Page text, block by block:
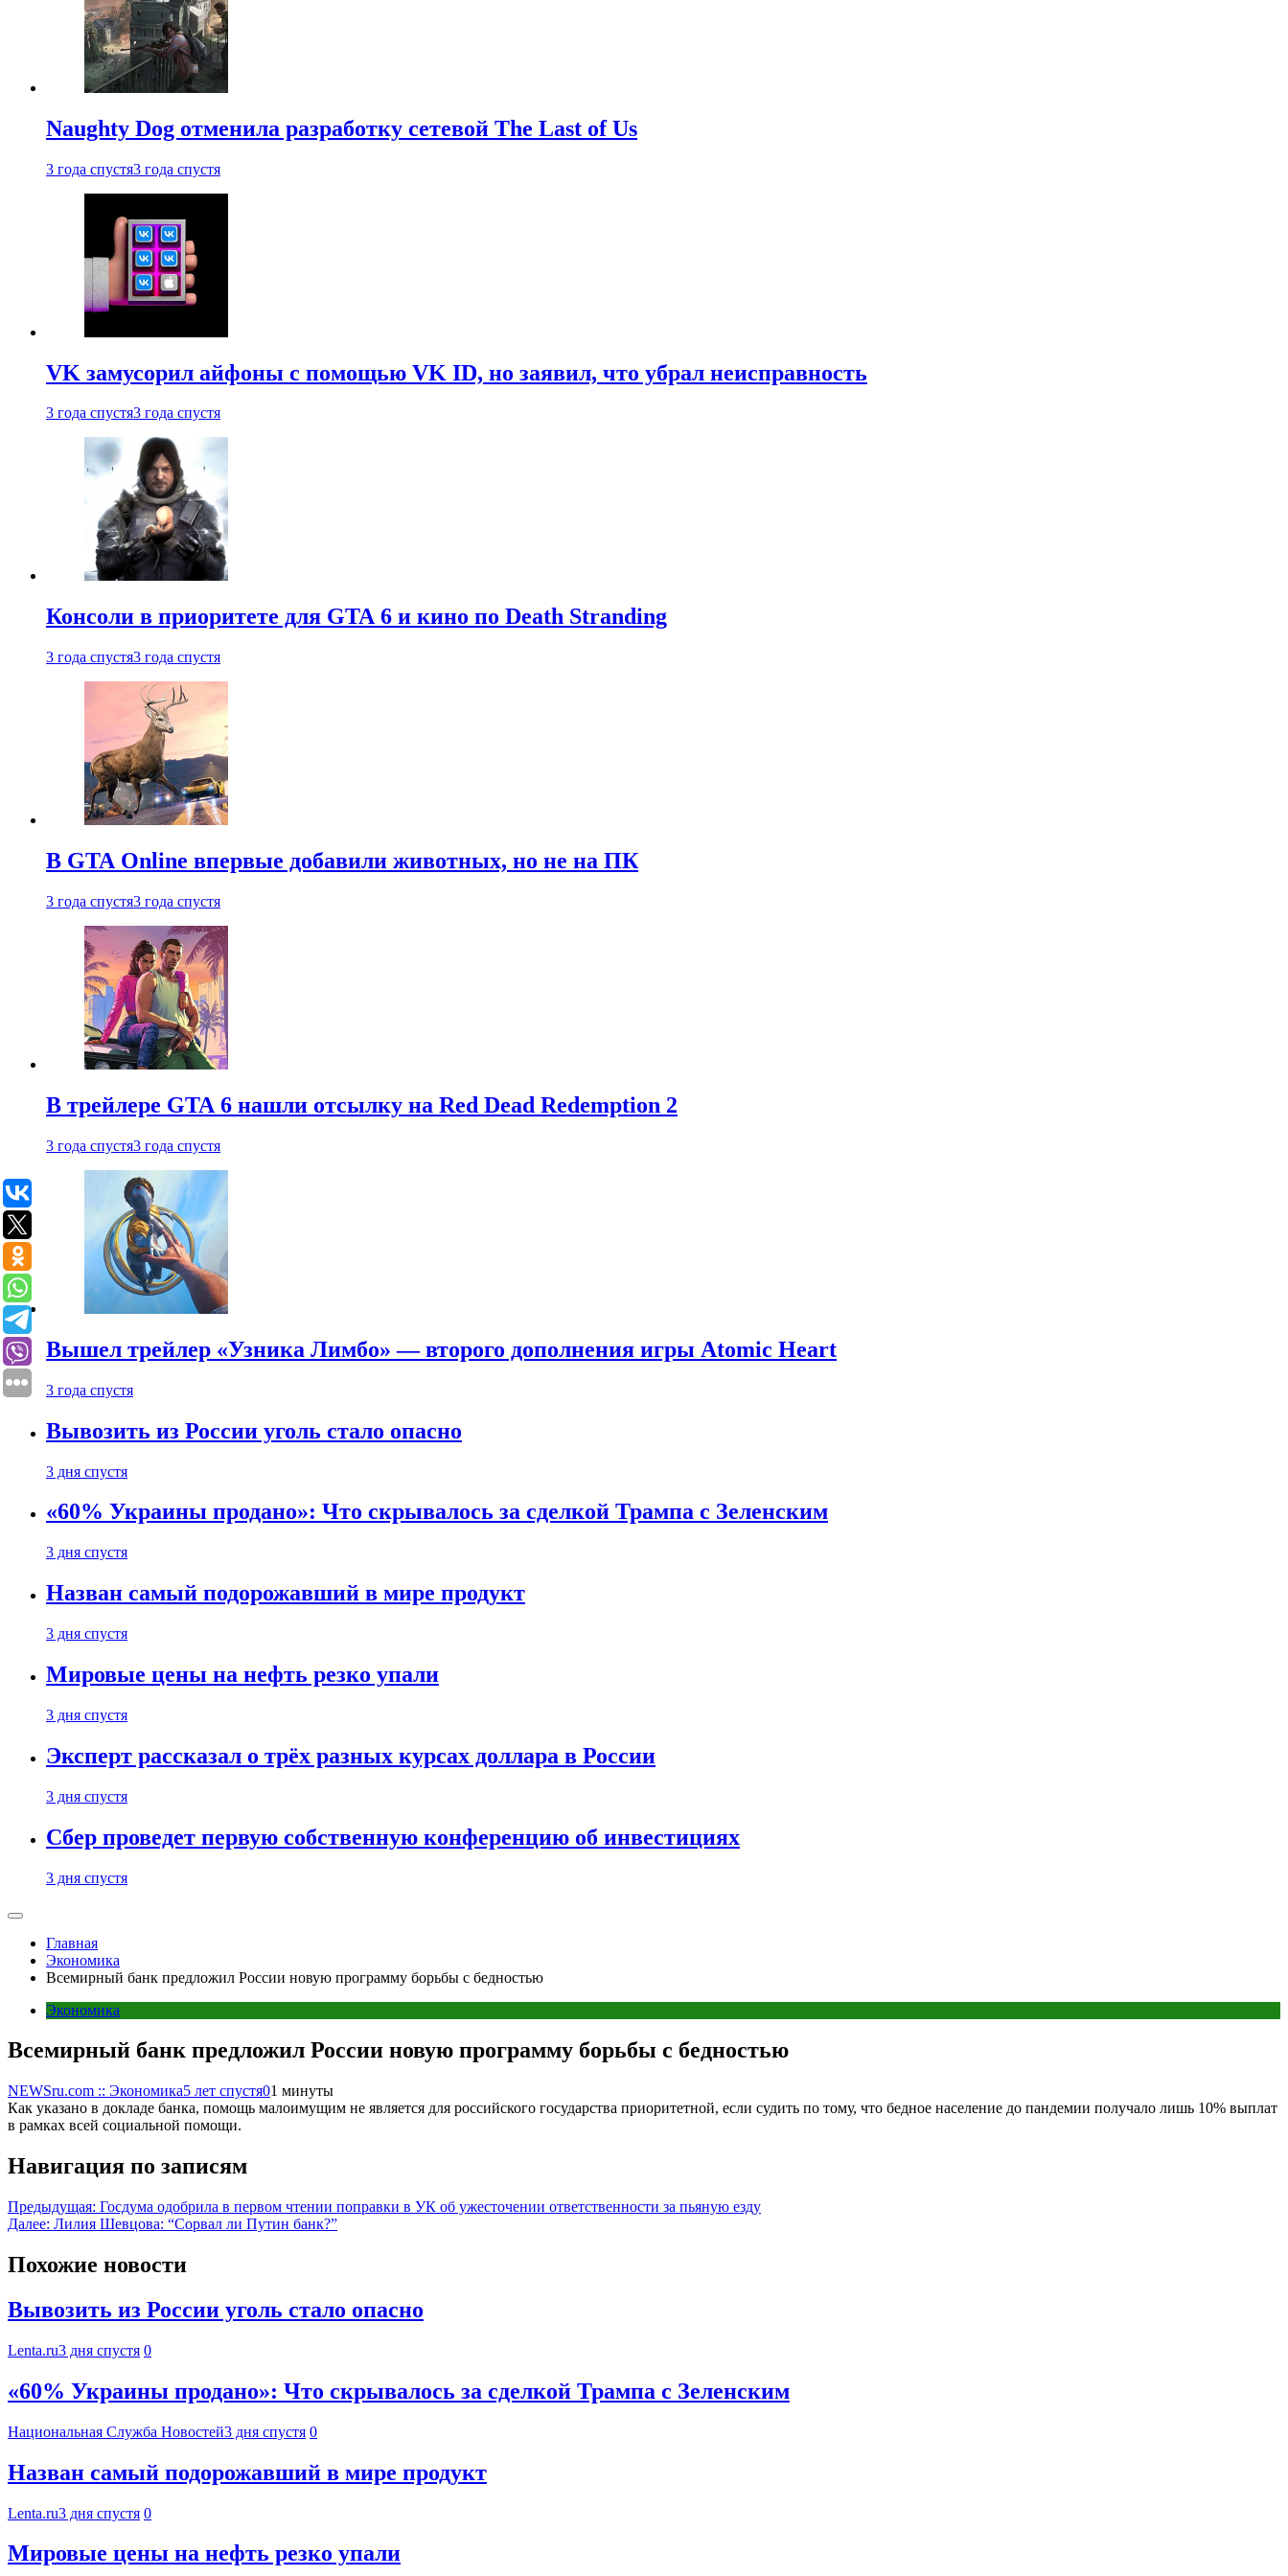
Naughty Dog отменила разработку сетевой The Last of Us
3 года спустя3 года спустя
VK замусорил айфоны с помощью VK ID, но заявил, что убрал неисправность
3 года спустя3 года спустя
Консоли в приоритете для GTA 6 и кино по Death Stranding
3 года спустя3 года спустя
В GTA Online впервые добавили животных, но не на ПК
3 года спустя3 года спустя
В трейлере GTA 6 нашли отсылку на Red Dead Redemption 2
3 года спустя3 года спустя
Вышел трейлер «Узника Лимбо» — второго дополнения игры Atomic Heart
3 года спустя
Вывозить из России уголь стало опасно
3 дня спустя
«60% Украины продано»: Что скрывалось за сделкой Трампа с Зеленским
3 дня спустя
Назван самый подорожавший в мире продукт
3 дня спустя
Мировые цены на нефть резко упали
3 дня спустя
Эксперт рассказал о трёх разных курсах доллара в России
3 дня спустя
Сбер проведет первую собственную конференцию об инвестициях
3 дня спустя
Главная
Экономика
Всемирный банк предложил России новую программу борьбы с бедностью
Экономика
Всемирный банк предложил России новую программу борьбы с бедностью
NEWSru.com :: Экономика5 лет спустя01 минуты
Как указано в докладе банка, помощь малоимущим не является для российского государства приоритетной, если судить по тому, что бедное население до пандемии получало лишь 10% выплат
в рамках всей социальной помощи.
Навигация по записям
Предыдущая: Госдума одобрила в первом чтении поправки в УК об ужесточении ответственности за пьяную езду
Далее: Лилия Шевцова: “Сорвал ли Путин банк?”
Похожие новости
Вывозить из России уголь стало опасно
Lenta.ru3 дня спустя 0
«60% Украины продано»: Что скрывалось за сделкой Трампа с Зеленским
Национальная Служба Новостей3 дня спустя 0
Назван самый подорожавший в мире продукт
Lenta.ru3 дня спустя 0
Мировые цены на нефть резко упали